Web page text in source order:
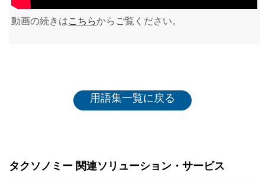
動画の続きはこちらからご覧ください。
用語集一覧に戻る
タクソノミー 関連ソリューション・サービス